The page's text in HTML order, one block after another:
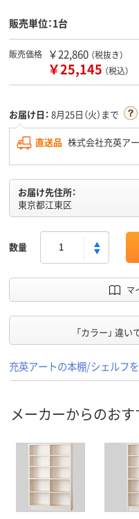
販売単位：1台
販売価格 ￥22,860 （税抜き）
￥25,145 （税込）
お届け日： 8月25日（火）まで
直送品 株式会社充英ア
お届け先住所：
東京都江東区
数量
マ
「カラー」 違い
充英アートの本棚/シェルフ
メーカーからのお